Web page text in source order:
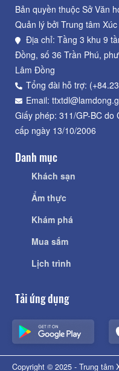
Bản quyền thuộc Sở Văn
Quản lý bởi Trung tâm
Địa chỉ: Tầng 3 khu 9
Đồng, số 36 Trần Phú,
Lâm Đồng
Tổng đài hỗ trợ:
Email:
Giấy phép: 311/GP-BC do
cấp ngày 13/10/2006
Danh mục
Khách sạn
Ẩm thực
Khám phá
Mua sắm
Lịch trình
Tải ứng dụng
Copyright © 2025 - Trung tâm